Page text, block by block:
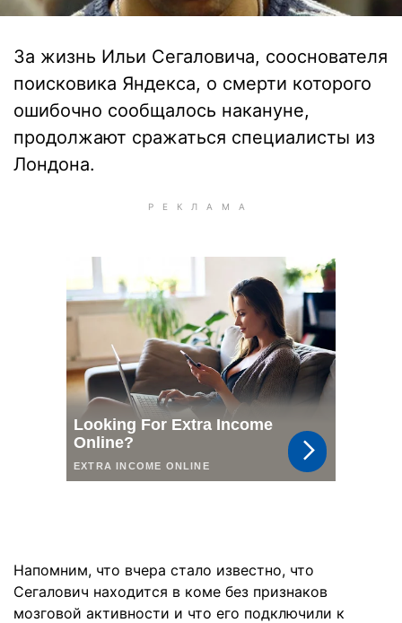
За жизнь Ильи Сегаловича, сооснователя
поисковика Яндекса, о смерти которого
ошибочно сообщалось накануне,
продолжают сражаться специалисты из
Лондона.
Напомним, что вчера стало известно, что
Сегалович находится в коме без признаков
мозговой активности и что его подключили к